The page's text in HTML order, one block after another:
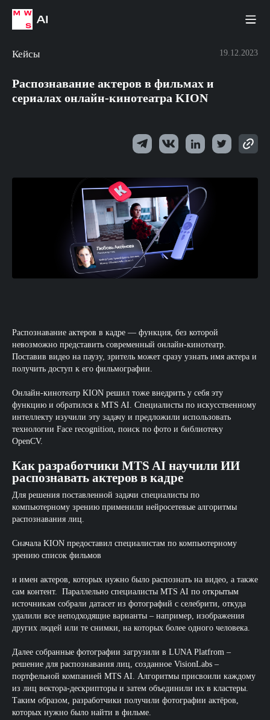
Кейсы 19.12.2023
Распознавание актеров в фильмах и
сериалах онлайн-кинотеатра KION
Распознавание актеров в кадре — функция, без которой
невозможно представить современный онлайн-кинотеатр.
Поставив видео на паузу, зритель может сразу узнать имя актера и
получить доступ к его фильмографии.
Онлайн-кинотеатр KION решил тоже внедрить у себя эту
функцию и обратился к MTS AI. Специалисты по искусственному
интеллекту изучили эту задачу и предложили использовать
технологии Face recognition, поиск по фото и библиотеку
OpenCV.
Как разработчики MTS AI научили ИИ
распознавать актеров в кадре
Для решения поставленной задачи специалисты по
компьютерному зрению применили нейросетевые алгоритмы
распознавания лиц.
Сначала KION предоставил специалистам по компьютерному
зрению список фильмов
и имен актеров, которых нужно было распознать на видео, а также
сам контент. Параллельно специалисты MTS AI по открытым
источникам собрали датасет из фотографий с селебрити, откуда
удалили все неподходящие варианты – например, изображения
других людей или те снимки, на которых более одного человека.
Далее собранные фотографии загрузили в LUNA Platfrom –
решение для распознавания лиц, созданное VisionLabs –
портфельной компанией MTS AI. Алгоритмы присвоили каждому
из лиц вектора-дескрипторы и затем объединили их в кластеры.
Таким образом, разработчики получили фотографии актёров,
которых нужно было найти в фильме.